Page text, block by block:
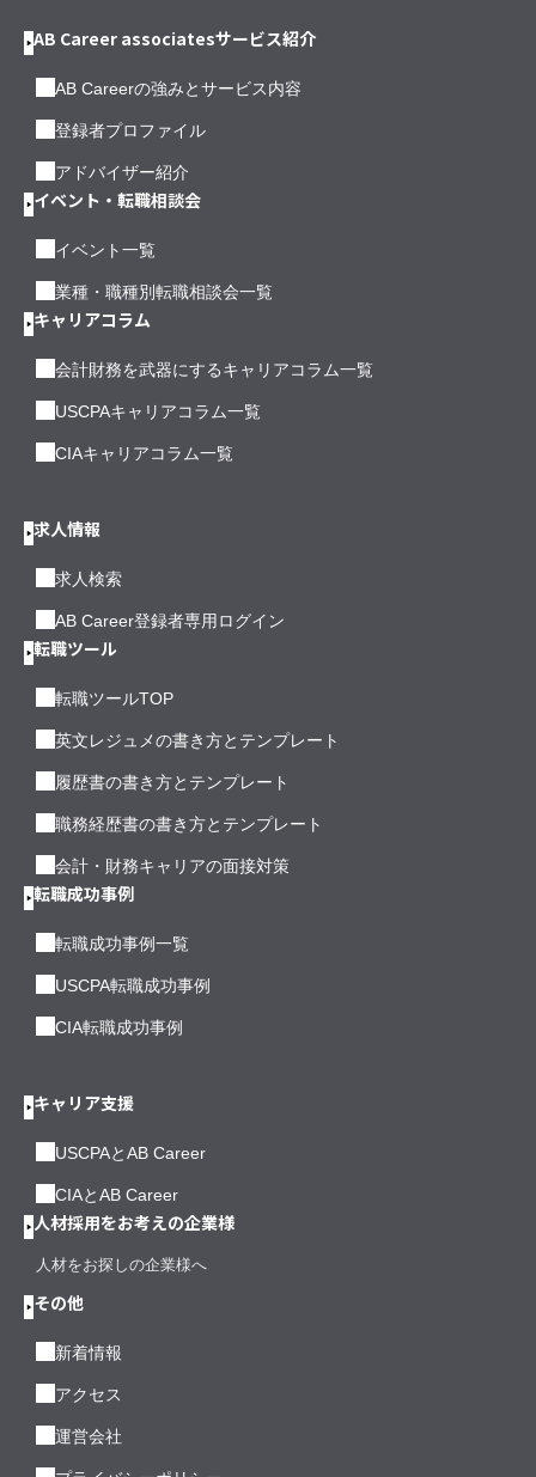
AB Career associatesサービス紹介
AB Careerの強みとサービス内容
登録者プロファイル
アドバイザー紹介
イベント・転職相談会
イベント一覧
業種・職種別転職相談会一覧
キャリアコラム
会計財務を武器にするキャリアコラム一覧
USCPAキャリアコラム一覧
CIAキャリアコラム一覧
求人情報
求人検索
AB Career登録者専用ログイン
転職ツール
転職ツールTOP
英文レジュメの書き方とテンプレート
履歴書の書き方とテンプレート
職務経歴書の書き方とテンプレート
会計・財務キャリアの面接対策
転職成功事例
転職成功事例一覧
USCPA転職成功事例
CIA転職成功事例
キャリア支援
USCPAとAB Career
CIAとAB Career
人材採用をお考えの企業様
人材をお探しの企業様へ
その他
新着情報
アクセス
運営会社